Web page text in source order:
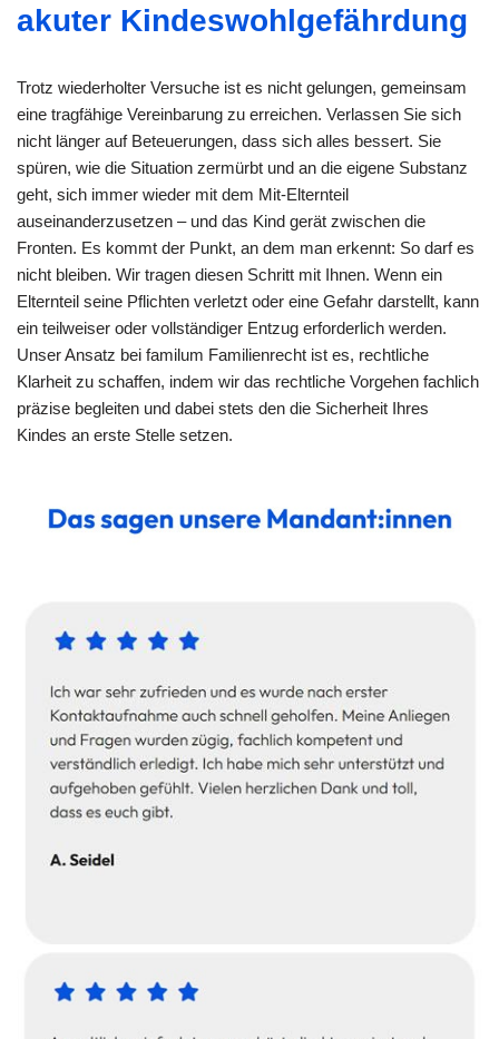
akuter Kindeswohlgefährdung
Trotz wiederholter Versuche ist es nicht gelungen, gemeinsam
eine tragfähige Vereinbarung zu erreichen. Verlassen Sie sich
nicht länger auf Beteuerungen, dass sich alles bessert. Sie
spüren, wie die Situation zermürbt und an die eigene Substanz
geht, sich immer wieder mit dem Mit-Elternteil
auseinanderzusetzen – und das Kind gerät zwischen die
Fronten. Es kommt der Punkt, an dem man erkennt: So darf es
nicht bleiben. Wir tragen diesen Schritt mit Ihnen. Wenn ein
Elternteil seine Pflichten verletzt oder eine Gefahr darstellt, kann
ein teilweiser oder vollständiger Entzug erforderlich werden.
Unser Ansatz bei familum Familienrecht ist es, rechtliche
Klarheit zu schaffen, indem wir das rechtliche Vorgehen fachlich
präzise begleiten und dabei stets den die Sicherheit Ihres
Kindes an erste Stelle setzen.